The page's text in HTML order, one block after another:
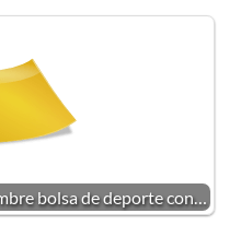
bolsa de deporte con…